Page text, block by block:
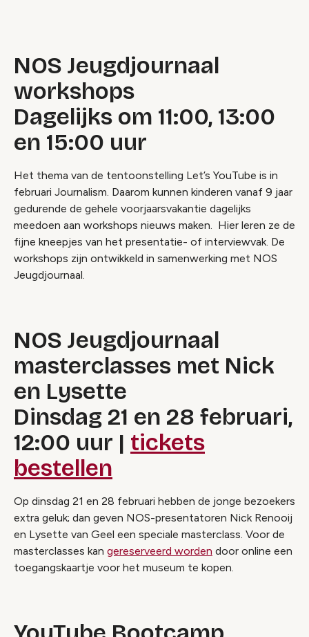
NOS Jeugdjournaal
workshops
Dagelijks om 11:00, 13:00
en 15:00 uur
Het thema van de tentoonstelling Let’s YouTube is in
februari Journalism. Daarom kunnen kinderen vanaf 9 jaar
gedurende de gehele voorjaarsvakantie dagelijks
meedoen aan workshops nieuws maken. Hier leren ze de
fijne kneepjes van het presentatie- of interviewvak. De
workshops zijn ontwikkeld in samenwerking met NOS
Jeugdjournaal.
NOS Jeugdjournaal
masterclasses met Nick
en Lysette
Dinsdag 21 en 28 februari,
12:00 uur | tickets
bestellen
Op dinsdag 21 en 28 februari hebben de jonge bezoekers
extra geluk; dan geven NOS-presentatoren Nick Renooij
en Lysette van Geel een speciale masterclass. Voor de
masterclasses kan gereserveerd worden door online een
toegangskaartje voor het museum te kopen.